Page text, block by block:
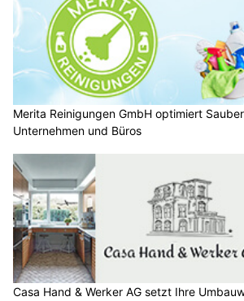
Merita Reinigungen GmbH optimiert
Unternehmen und Büros
Casa Hand & Werker AG setzt Ihre